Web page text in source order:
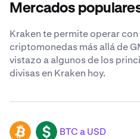
Mercados
Kraken te permite operar
criptomonedas más allá de
vistazo a algunos de los
divisas en Kraken hoy.
BTC USD BTC a USD